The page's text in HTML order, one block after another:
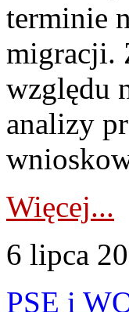
terminie
migracji.
względu
analizy
Więcej...
6 lipca
PSE i